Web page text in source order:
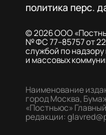
© 2026 ООО
№ ФС 77–85757 от
службой по
и массовых
политика перс.
Наименование
город Москва,
«Постньюс»
редакции: